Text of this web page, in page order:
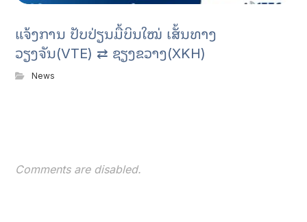
ແຈ້ງການ ປັບປ່ຽນມື້ບິນໃໝ່ ເສັ້ນທາງ
ວຽງຈັນ(VTE) ⇄ ຊຽງຂວາງ(XKH)
News
Comments are disabled.